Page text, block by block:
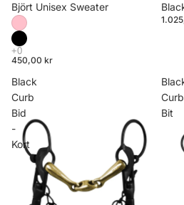
Björt Unisex Sweater
450,00 kr
Black
Curb
Bid
-
Kort
Curb
Bit